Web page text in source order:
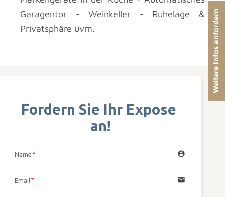
Garagentor - Weinkeller - Ruhelage &
Privatsphäre uvm.
Fordern Sie Ihr Expose
an!
Name account_circle
Email email
Weitere Infos anfordern